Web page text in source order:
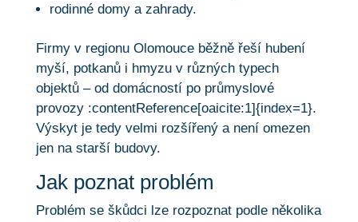
rodinné domy a zahrady.
Firmy v regionu Olomouce běžně řeší hubení
myší, potkanů i hmyzu v různých typech
objektů – od domácností po průmyslové
provozy :contentReference[oaicite:1]{index=1}.
Výskyt je tedy velmi rozšířený a není omezen
jen na starší budovy.
Jak poznat problém
Problém se škůdci lze rozpoznat podle několika